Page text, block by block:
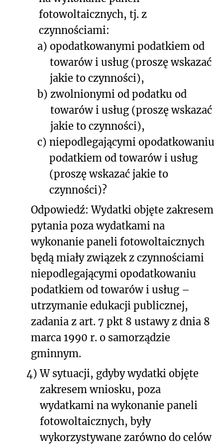
fotowoltaicznych, tj. z
czynnościami:
a) opodatkowanymi podatkiem od
towarów i usług (proszę wskazać
jakie to czynności),
b) zwolnionymi od podatku od
towarów i usług (proszę wskazać
jakie to czynności),
c) niepodlegającymi opodatkowaniu
podatkiem od towarów i usług
(proszę wskazać jakie to
czynności)?
Odpowiedź: Wydatki objęte zakresem
pytania poza wydatkami na
wykonanie paneli fotowoltaicznych
będą miały związek z czynnościami
niepodlegającymi opodatkowaniu
podatkiem od towarów i usług –
utrzymanie edukacji publicznej,
zadania z art. 7 pkt 8 ustawy z dnia 8
marca 1990 r. o samorządzie
gminnym.
4) W sytuacji, gdyby wydatki objęte
zakresem wniosku, poza
wydatkami na wykonanie paneli
fotowoltaicznych, były
wykorzystywane zarówno do celów